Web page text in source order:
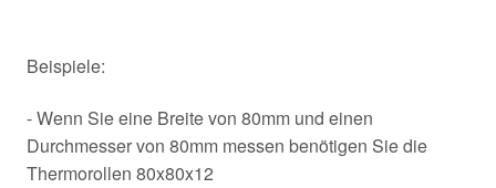
Beispiele:
- Wenn Sie eine Breite von 80mm und einen
Durchmesser von 80mm messen benötigen Sie die
Thermorollen 80x80x12